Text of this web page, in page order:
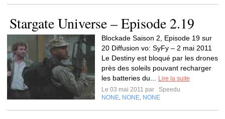
Stargate Universe – Episode 2.19
Blockade Saison 2, Episode 19 sur
20 Diffusion vo: SyFy – 2 mai 2011
Le Destiny est bloqué par les drones
près des soleils pouvant recharger
les batteries du...
Lire la suite
Le 03 mai 2011 par
Speedu
NONE NONE NONE